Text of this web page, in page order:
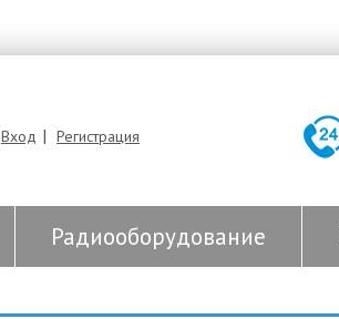
Вход | Регистрация
Радиооборудование